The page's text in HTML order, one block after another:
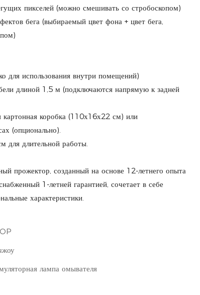
пикселей (можно смешивать со стробоскопом)
бега (выбираемый цвет фона + цвет бега,
для использования внутри помещений)
длиной 1,5 м (подключаются напрямую к задней
картонная коробка (110х16х22 см) или
(опционально).
для длительной работы.
прожектор, созданный на основе 12-летнего опыта
1-летней гарантией, сочетает в себе
характеристики.
лампа омывателя